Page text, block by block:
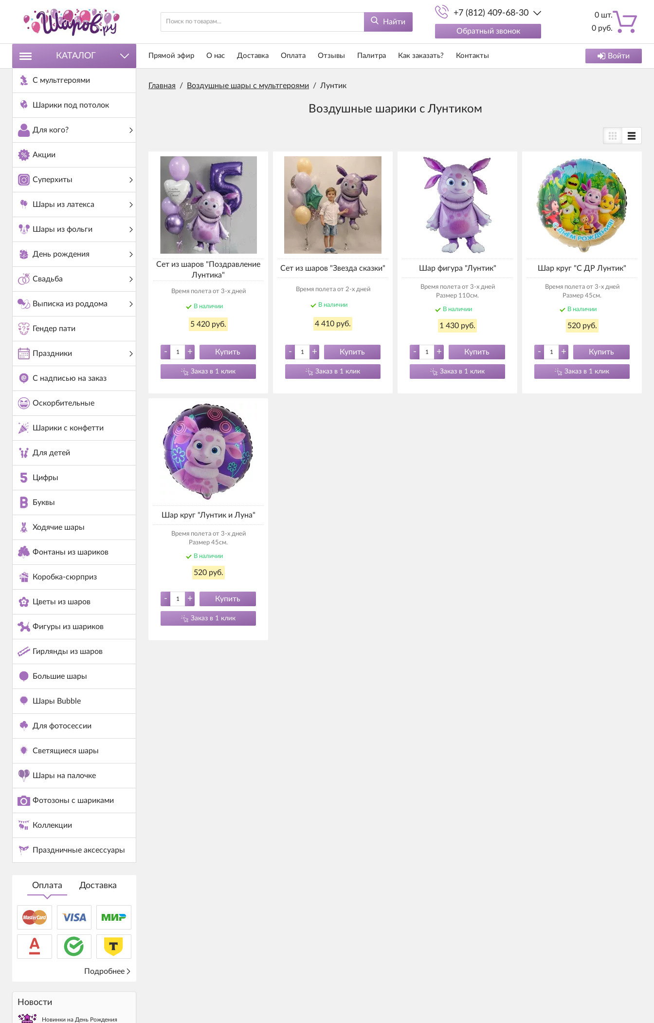
Найти
+7 (812) 409-68-30
Обратный звонок
0 шт.
0 руб.
КАТАЛОГ
С мультгероями
Шарики под потолок
Для кого?
Акции
Суперхиты
Шары из латекса
Шары из фольги
День рождения
Свадьба
Выписка из роддома
Гендер пати
Праздники
С надписью на заказ
Оскорбительные
Шарики с конфетти
Для детей
Цифры
Буквы
Ходячие шары
Фонтаны из шариков
Коробка-сюрприз
Цветы из шаров
Фигуры из шариков
Гирлянды из шаров
Большие шары
Шары Bubble
Для фотосессии
Светящиеся шары
Шары на палочке
Фотозоны с шариками
Коллекции
Праздничные аксессуары
Оплата Доставка
Подробнее
Новости
Новинки на День Рождения
Прямой эфир О нас Доставка Оплата Отзывы Палитра Как заказать? Контакты Войти
Главная / Воздушные шары с мультгероями / Лунтик
Воздушные шарики с Лунтиком
Сет из шаров "Поздравление
Лунтика"
Время полета от 3-х дней
В наличии
5 420 руб.
- + Купить
Заказ в 1 клик
Сет из шаров "Звезда сказки"
Время полета от 2-х дней
В наличии
4 410 руб.
- + Купить
Заказ в 1 клик
Шар фигура "Лунтик"
Время полета от 3-х дней
Размер 110см.
В наличии
1 430 руб.
- + Купить
Заказ в 1 клик
Шар круг "С ДР Лунтик"
Время полета от 3-х дней
Размер 45см.
В наличии
520 руб.
- + Купить
Заказ в 1 клик
Шар круг "Лунтик и Луна"
Время полета от 3-х дней
Размер 45см.
В наличии
520 руб.
- + Купить
Заказ в 1 клик